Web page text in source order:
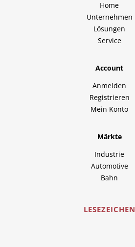
Home
Unternehmen
Lösungen
Service
Account
Anmelden
Registrieren
Mein Konto
Märkte
Industrie
Automotive
Bahn
LESEZEICHEN